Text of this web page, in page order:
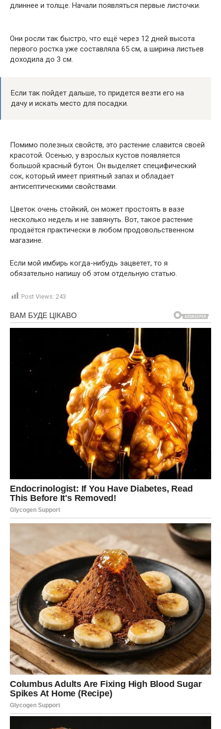
длиннее и толще. Начали появляться первые листочки.
Они росли так быстро, что ещё через 12 дней высота
первого ростка уже составляла 65 см, а ширина листьев
доходила до 3 см.
Если так пойдет дальше, то придется везти его на
дачу и искать место для посадки.
Помимо полезных свойств, это растение славится своей
красотой. Осенью, у взрослых кустов появляется
большой красный бутон. Он выделяет специфический
сок, который имеет приятный запах и обладает
антисептическими свойствами.
Цветок очень стойкий, он может простоять в вазе
несколько недель и не завянуть. Вот, такое растение
продаётся практически в любом продовольственном
магазине.
Если мой имбирь когда-нибудь зацветет, то я
обязательно напишу об этом отдельную статью.
Post Views: 243